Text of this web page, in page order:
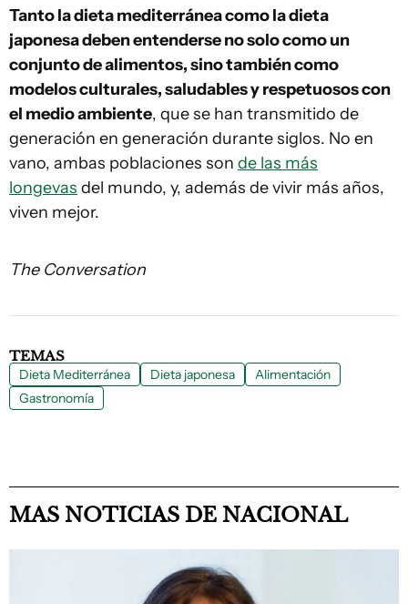
Tanto la dieta mediterránea como la dieta
japonesa deben entenderse no solo como un
conjunto de alimentos, sino también como
modelos culturales, saludables y respetuosos con
el medio ambiente, que se han transmitido de
generación en generación durante siglos. No en
vano, ambas poblaciones son de las más
longevas del mundo, y, además de vivir más años,
viven mejor.
The Conversation
TEMAS
Dieta Mediterránea Dieta japonesa
Alimentación
Gastronomía
MAS NOTICIAS DE NACIONAL